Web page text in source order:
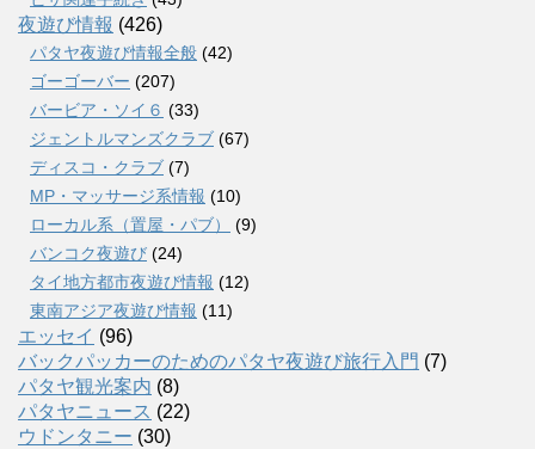
夜遊び情報 (426)
パタヤ夜遊び情報全般 (42)
ゴーゴーバー (207)
バービア・ソイ６ (33)
ジェントルマンズクラブ (67)
ディスコ・クラブ (7)
MP・マッサージ系情報 (10)
ローカル系（置屋・パブ）
(9)
バンコク夜遊び (24)
タイ地方都市夜遊び情報 (12)
東南アジア夜遊び情報 (11)
エッセイ (96)
バックパッカーのためのパタヤ夜遊び旅行入門 (7)
パタヤ観光案内 (8)
パタヤニュース (22)
ウドンタニー (30)